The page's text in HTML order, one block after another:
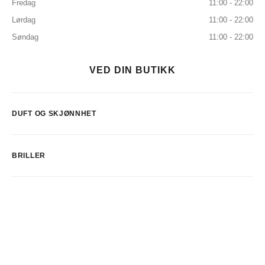
Fredag
11:00 - 22:00
Lørdag
11:00 - 22:00
Søndag
11:00 - 22:00
VED DIN BUTIKK
DUFT OG SKJØNNHET
BRILLER